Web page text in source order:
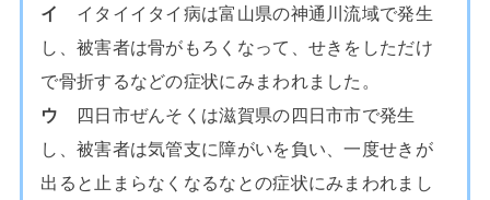
イ
イタイイタイ病は富山県の神通川流域で発生
し、被害者は骨がもろくなって、せきをしただけ
で骨折するなどの症状にみまわれました。
ウ 四日市ぜんそくは滋賀県の四日市市で発生
し、被害者は気管支に障がいを負い、一度せきが
出ると止まらなくなるなとの症状にみまわれまし